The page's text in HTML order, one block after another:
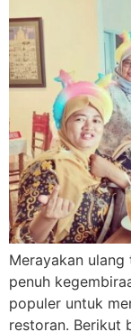
Merayakan ulang
penuh
populer untuk
restoran. Berikut